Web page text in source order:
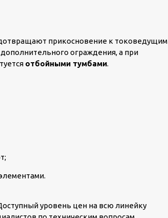
прикосновение к токоведущим
ограждения, а при
отбойными тумбами.
уровень цен на всю линейку